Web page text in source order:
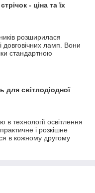
- ціна та їх
розширилася
довговічних ламп. Вони
стандартною
для світлодіодної
технології освітлення
і розкішне
в кожному другому